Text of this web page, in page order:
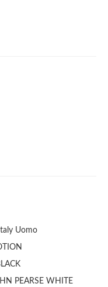
Uomo
PEARSE WHITE